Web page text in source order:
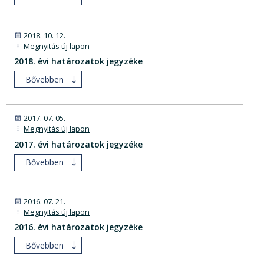
2018. 10. 12.
Megnyitás új lapon
2018. évi határozatok jegyzéke
Bővebben
2017. 07. 05.
Megnyitás új lapon
2017. évi határozatok jegyzéke
Bővebben
2016. 07. 21.
Megnyitás új lapon
2016. évi határozatok jegyzéke
Bővebben